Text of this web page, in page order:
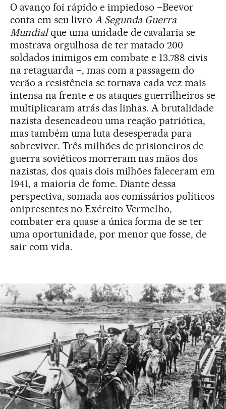
O avanço foi rápido e impiedoso –Beevor
conta em seu livro A Segunda Guerra
Mundialque uma unidade de cavalaria se
mostrava orgulhosa de ter matado 200
soldados inimigos em combate e 13.788 civis
na retaguarda –, mas com a passagem do
verão a resistência se tornava cada vez mais
intensa na frente e os ataques guerrilheiros se
multiplicaram atrás das linhas. A brutalidade
nazista desencadeou uma reação patriótica,
mas também uma luta desesperada para
sobreviver. Três milhões de prisioneiros de
guerra soviéticos morreram nas mãos dos
nazistas, dos quais dois milhões faleceram em
1941, a maioria de fome. Diante dessa
perspectiva, somada aos comissários políticos
onipresentes no Exército Vermelho,
combater era quase a única forma de se ter
uma oportunidade, por menor que fosse, de
sair com vida.